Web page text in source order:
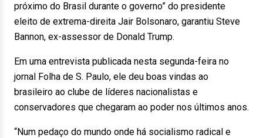
próximo do Brasil durante o governo” do presidente
eleito de extrema-direita Jair Bolsonaro, garantiu Steve
Bannon, ex-assessor de Donald Trump.
Em uma entrevista publicada nesta segunda-feira no
jornal Folha de S. Paulo, ele deu boas vindas ao
brasileiro ao clube de líderes nacionalistas e
conservadores que chegaram ao poder nos últimos anos.
“Num pedaço do mundo onde há socialismo radical e